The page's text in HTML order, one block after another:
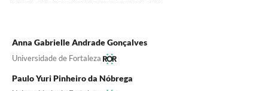
Anna Gabrielle Andrade Gonçalves
Universidade de Fortaleza
Paulo Yuri Pinheiro da Nóbrega